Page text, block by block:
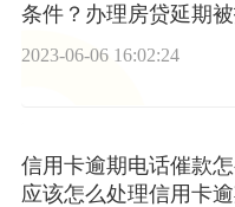
条件？办理房贷延期
办？
2023-06-06 16:02:24
信用卡逾期电话催款
应该怎么处理信用卡